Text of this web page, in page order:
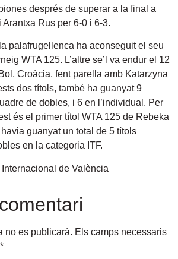
després de superar a la final a
Rus per 6-0 i 6-3.
palafrugellenca ha aconseguit el seu
WTA 125. L’altre se’l va endur el 12
Croàcia, fent parella amb Katarzyna
dos títols, també ha guanyat 9
de dobles, i 6 en l’individual. Per
és el primer títol WTA 125 de Rebeka
guanyat un total de 5 títols
en la categoria ITF.
de València
no es publicarà. Els camps necessaris
*